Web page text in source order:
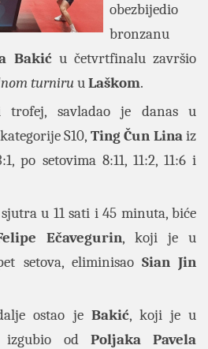
obezbijedio
bronzanu
Bakiću četvrtfinalu završio
turniruuLaškom.
savladao je danas u
S10, Ting Čun Linaiz
po setovima 8:11, 11:2, 11:6 i
u 11 sati i 45 minuta, biće
Ečavegurin, koji je u
setova, eliminisao Sian Jin
ostao je Bakić, koji je u
izgubio od Poljaka Pavela